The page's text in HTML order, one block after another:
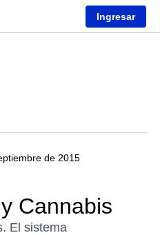
Ingresar
de 2015
Cannabis
El sistema